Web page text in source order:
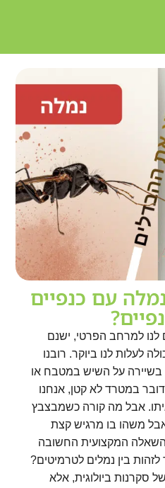
עם כנפיים
לנו למרחב הפרטי, ישנם
לעלות לנו ביוקר. רובנו
בשיירה על השיש במטבח או
במטרד לא קטן, אנחנו
אבל מה קורה כשמבצבץ
משהו בו מרגיש קצת
המקצועית החשובה
בין נמלים לטרמיטים?
של סקרנות ביולוגית, אלא